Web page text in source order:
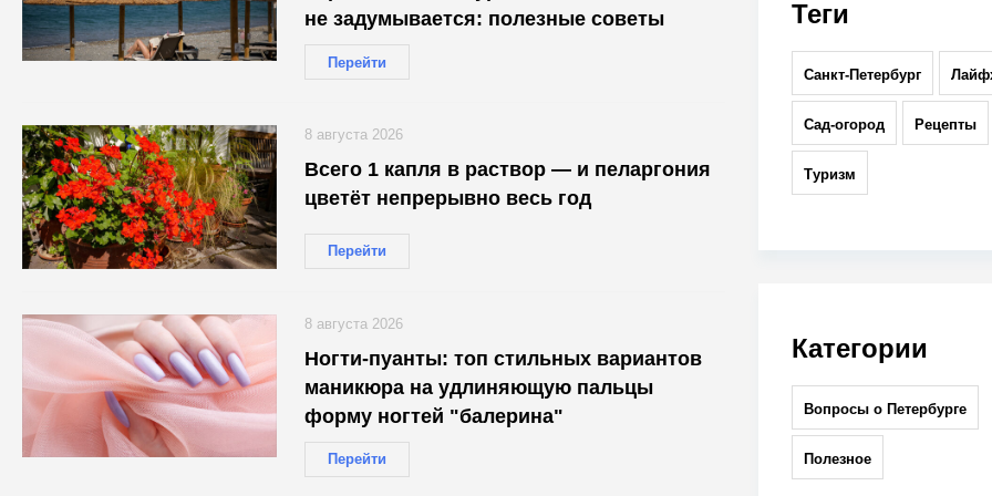
Теги
Санкт-Петербург
Сад-огород Рецепты
Туризм
Категории
Вопросы о Петербурге
Полезное
не задумывается: полезные советы
Перейти
Всего 1 капля в раствор — и пеларгония
цветёт непрерывно весь год
Перейти
8 августа 2026
Ногти-пуанты: топ стильных вариантов
маникюра на удлиняющую пальцы
форму ногтей "балерина"
Перейти
8 августа 2026